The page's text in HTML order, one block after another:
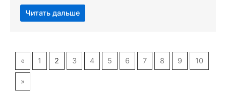
Читать дальше
« 1 2 3 4 5 6 7 8 9 10
»